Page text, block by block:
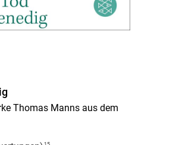
Thomas Manns aus dem